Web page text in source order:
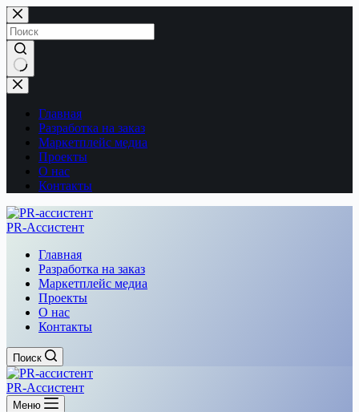
Перейти
к
сути
Ничего
не
найденоГлавная
Разработка на заказ
Маркетплейс медиа
Проекты
О нас
Контакты
PR-Ассистент
Главная
Разработка на заказ
Маркетплейс медиа
Проекты
О нас
Контакты
Поиск
PR-Ассистент
Меню